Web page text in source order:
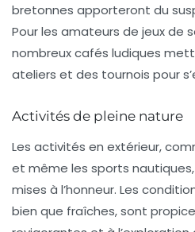
bretonnes apporteront du
Pour les amateurs de jeux de
nombreux cafés ludiques
ateliers et des tournois pour
Activités de pleine nature
Les activités en extérieur,
et même les sports
mises à l’honneur. Les
bien que fraîches, sont